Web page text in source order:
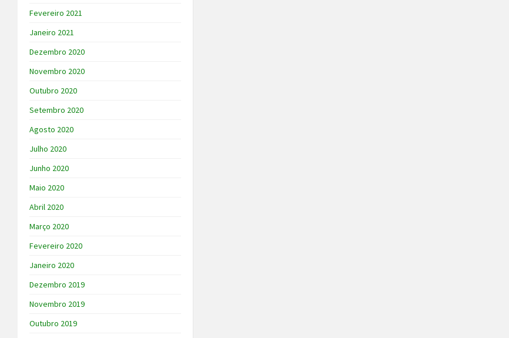
Fevereiro 2021
Janeiro 2021
Dezembro 2020
Novembro 2020
Outubro 2020
Setembro 2020
Agosto 2020
Julho 2020
Junho 2020
Maio 2020
Abril 2020
Março 2020
Fevereiro 2020
Janeiro 2020
Dezembro 2019
Novembro 2019
Outubro 2019